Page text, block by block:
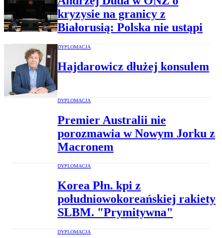
kryzysie na granicy z
Białorusią: Polska nie ustąpi
DYPLOMACJA
Hajdarowicz dłużej konsulem
DYPLOMACJA
Premier Australii nie
porozmawia w Nowym Jorku z
Macronem
DYPLOMACJA
Korea Płn. kpi z
południowokoreańskiej rakiety
SLBM. "Prymitywna"
DYPLOMACJA